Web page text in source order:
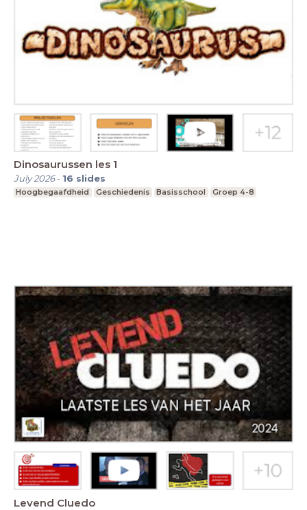
Dinosaurussen les 1
July 2026- 16 slides
Hoogbegaafdheid Geschiedenis Basisschool Groep 4-8
Levend Cluedo